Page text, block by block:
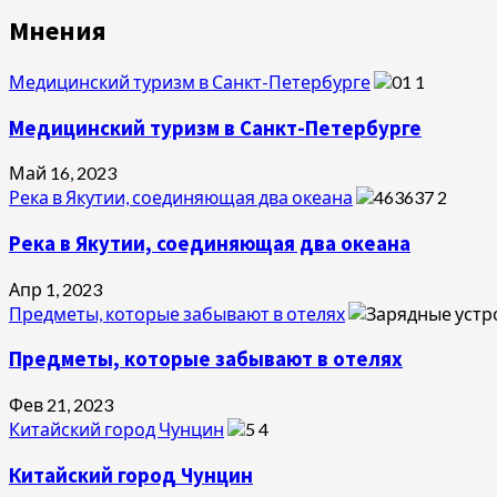
Мнения
Медицинский туризм в Санкт-Петербурге 1
Медицинский туризм в Санкт-Петербурге
Май 16, 2023
Река в Якутии, соединяющая два океана
2
Река в Якутии, соединяющая два океана
Апр 1, 2023
Предметы, которые забывают в отелях
Предметы, которые забывают в отелях
Фев 21, 2023
Китайский город Чунцин
4
Китайский город Чунцин